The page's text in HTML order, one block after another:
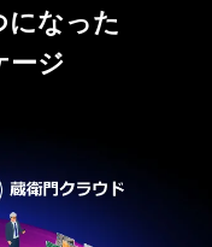
になった
ージ